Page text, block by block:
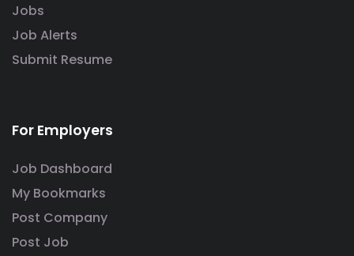
Jobs
Job Alerts
Submit Resume
For Employers
Job Dashboard
My Bookmarks
Post Company
Post Job